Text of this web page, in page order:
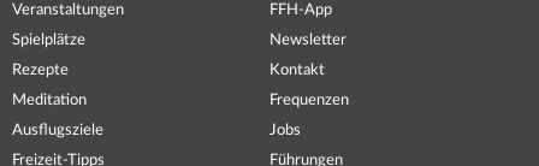
Veranstaltungen
Spielplätze
Rezepte
Meditation
Ausflugsziele
Freizeit-Tipps
FFH-App
Newsletter
Kontakt
Frequenzen
Jobs
Führungen